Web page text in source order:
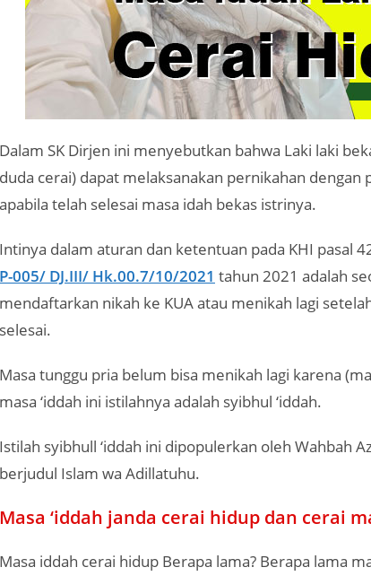
Dalam SK Dirjen ini menyebutkan bahwa Laki laki
duda cerai) dapat melaksanakan pernikahan dengan
apabila telah selesai masa idah bekas istrinya.
Intinya dalam aturan dan ketentuan pada KHI pasal
P-005/ DJ.III/ Hk.00.7/10/2021 tahun 2021 adalah
mendaftarkan nikah ke KUA atau menikah lagi
selesai.
Masa tunggu pria belum bisa menikah lagi karena
masa ‘iddah ini istilahnya adalah syibhul ‘iddah.
Istilah syibhull ‘iddah ini dipopulerkan oleh Wahbah
berjudul Islam wa Adillatuhu.
Masa ‘iddah janda cerai hidup dan cerai
Masa iddah cerai hidup Berapa lama? Berapa lama